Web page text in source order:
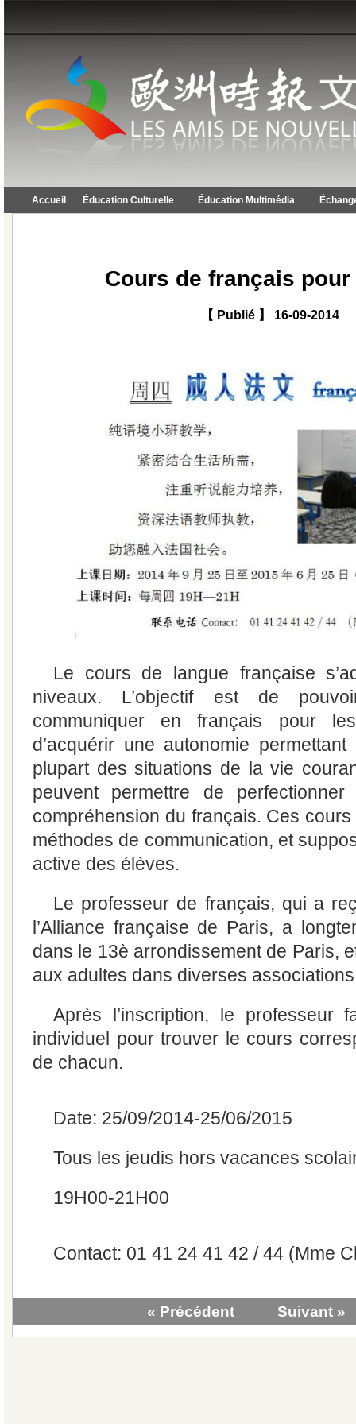
Accueil Éducation Culturelle Éducation Multimédia
Cours de français
【 Publié 】 16-09-2014
Le cours de langue française
niveaux. L’objectif est de
communiquer en français pour
d’acquérir une autonomie
plupart des situations de la vie
peuvent permettre de
compréhension du français. Ces
méthodes de communication, et
active des élèves.
Le professeur de français, qui a
l’Alliance française de Paris, a
dans le 13è arrondissement de Paris,
aux adultes dans diverses
Après l’inscription, le professeur
individuel pour trouver le cours
de chacun.
Date: 25/09/2014-25/06/2015
Tous les jeudis hors vacances
19H00-21H00
Contact: 01 41 24 41 42 / 44 (Mme
« Précédent Suivant »